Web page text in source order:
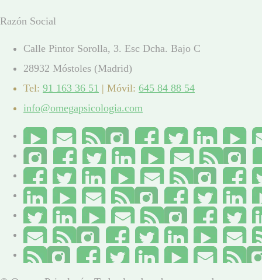
Razón Social
Calle Pintor Sorolla, 3. Esc Dcha. Bajo C
28932 Móstoles (Madrid)
Tel: 91 163 36 51 | Móvil: 645 84 88 54
info@omegapsicologia.com